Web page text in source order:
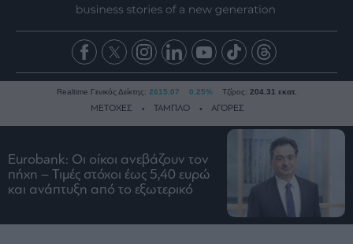
Ειδήσεις
Οικονομία
Realtime Γενικός Δείκτης: 2615.07 0.25% Τζίρος: 204.31 εκατ.
ΜΕΤΟΧΕΣ ΤΑΜΠΛΟ ΑΓΟΡΕΣ
Eurobank: Οι οίκοι ανεβάζουν τον
πήχη – Τιμές στόχοι έως 5,40 ευρώ
και ανάπτυξη από το εξωτερικό